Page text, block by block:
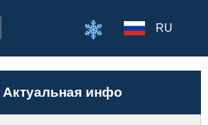
RU
Актуальная инфо